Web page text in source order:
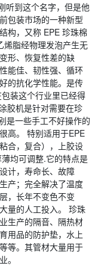
听到这个名字，但是他
包装市场的一种新型
构，又称 EPE 珍珠棉
烯脂经物理发泡产生无
形、恢复性差的缺
能佳、韧性强、循环
的抗化学性能。是传
装这个行业里已经得
胶机是针对需要在珍
是一些手工不好操作的
高。 特别适用于EPE
合，复合），上胶设
均可调整.它的特点是
计，寿命长、故障
产；完全解决了温度
，长年不变色不变
量的人工投入。 珍珠
生产的隔音、隔热材
用品的防护垫，水上
等。其管材大量用于
。